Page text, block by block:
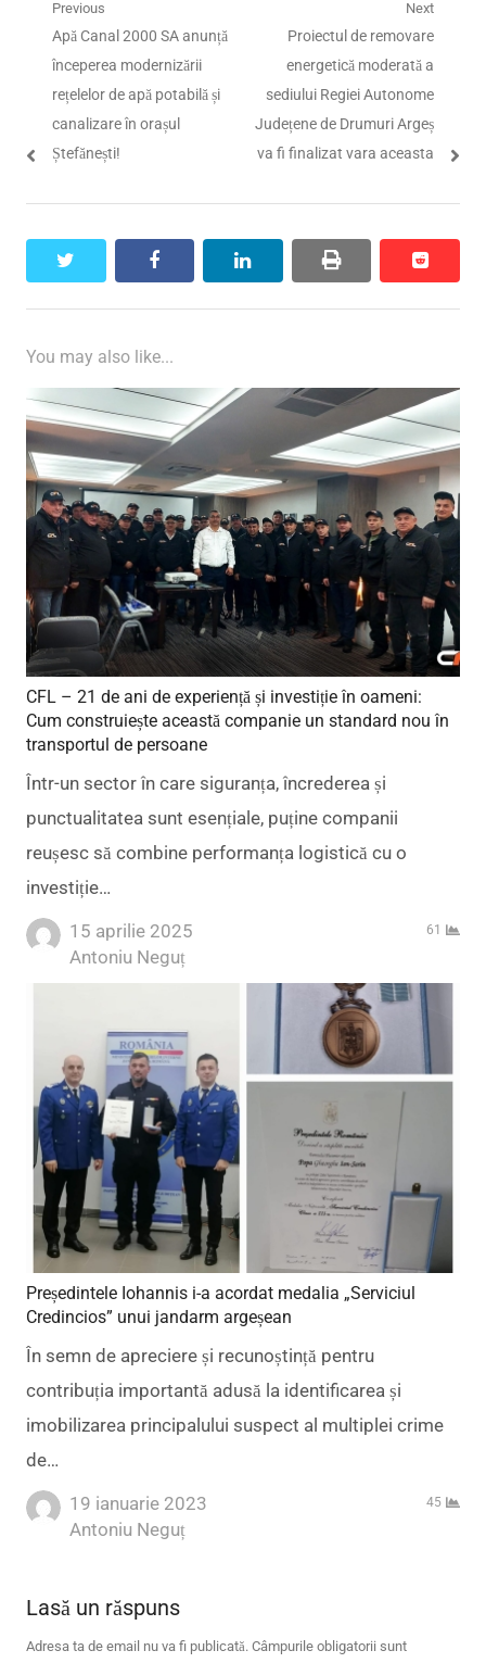
Navigare
articole
Previous
Previous
post:
Apă Canal 2000 SA anunță
începerea modernizării
rețelelor de apă potabilă și
canalizare în orașul
Ștefănești!
Next
Next
post:
Proiectul de removare
energetică moderată a
sediului Regiei Autonome
Județene de Drumuri Argeș
va fi finalizat vara aceasta
facebook linkedin print reddit
reddit
You may also like...
CFL – 21 de ani de experiență și investiție în oameni:
Cum construiește această companie un standard nou în
transportul de persoane
Într-un sector în care siguranța, încrederea și
punctualitatea sunt esențiale, puține companii
reușesc să combine performanța logistică cu o
investiție…
15 aprilie 2025
Author
Antoniu Neguț
61
Președintele Iohannis i-a acordat medalia „Serviciul
Credincios” unui jandarm argeșean
În semn de apreciere și recunoștință pentru
contribuția importantă adusă la identificarea și
imobilizarea principalului suspect al multiplei crime
de…
19 ianuarie 2023
Author
Antoniu Neguț
45
Lasă un răspuns
Adresa ta de email nu va fi publicată. Câmpurile obligatorii sunt